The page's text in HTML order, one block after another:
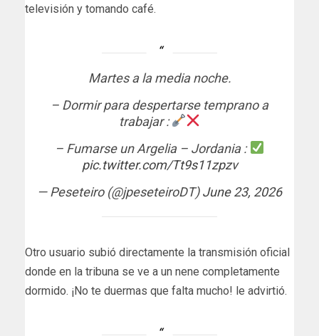
televisión y tomando café.
Martes a la media noche.
– Dormir para despertarse temprano a
trabajar :
– Fumarse un Argelia – Jordania :
pic.twitter.com/Tt9s11zpzv
— Peseteiro (@jpeseteiroDT)June 23, 2026
Otro usuario subió directamente la transmisión oficial
donde en la tribuna se ve a un nene completamente
dormido. ¡No te duermas que falta mucho! le advirtió.